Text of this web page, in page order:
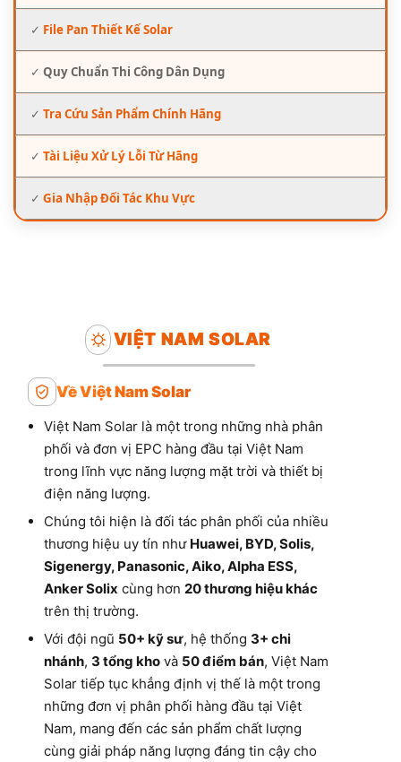
✓ File Pan Thiết Kế Solar
✓ Quy Chuẩn Thi Công Dân Dụng
✓ Tra Cứu Sản Phẩm Chính Hãng
✓ Tài Liệu Xử Lý Lỗi Từ Hãng
✓ Gia Nhập Đối Tác Khu Vực
VIỆT NAM SOLAR
Về Việt Nam Solar
Việt Nam Solar là một trong những nhà phân
phối và đơn vị EPC hàng đầu tại Việt Nam
trong lĩnh vực năng lượng mặt trời và thiết bị
điện năng lượng.
Chúng tôi hiện là đối tác phân phối của nhiều
thương hiệu uy tín như Huawei, BYD, Solis,
Sigenergy, Panasonic, Aiko, Alpha ESS,
Anker Solix cùng hơn 20 thương hiệu khác
trên thị trường.
Với đội ngũ 50+ kỹ sư, hệ thống 3+ chi
nhánh, 3 tổng kho và 50 điểm bán, Việt Nam
Solar tiếp tục khẳng định vị thế là một trong
những đơn vị phân phối hàng đầu tại Việt
Nam, mang đến các sản phẩm chất lượng
cùng giải pháp năng lượng đáng tin cậy cho